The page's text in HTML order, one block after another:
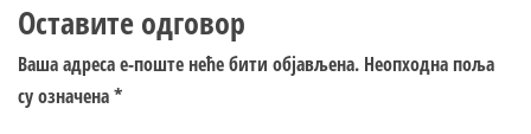
Оставите одговор
Ваша адреса е-поште неће бити објављена. Неопходна поља
су означена*